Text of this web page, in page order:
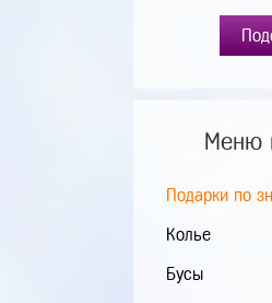
Меню
Подарки по
Колье
Бусы